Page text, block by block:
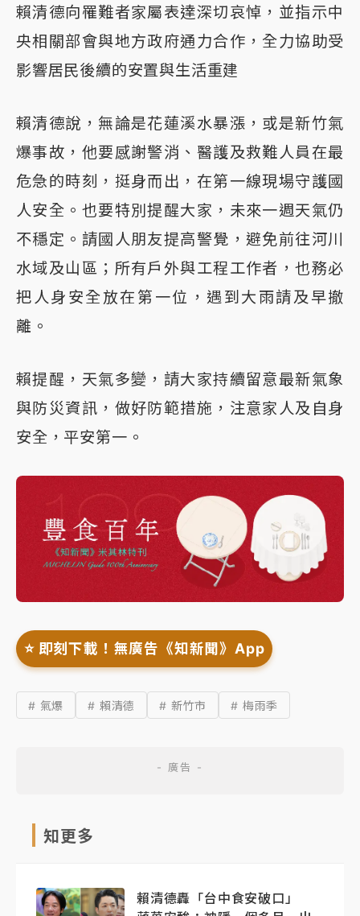
賴清德向罹難者家屬表達深切哀悼，並指示中
央相關部會與地方政府通力合作，全力協助受
影響居民後續的安置與生活重建
賴清德說，無論是花蓮溪水暴漲，或是新竹氣
爆事故，他要感謝警消、醫護及救難人員在最
危急的時刻，挺身而出，在第一線現場守護國
人安全。也要特別提醒大家，未來一週天氣仍
不穩定。請國人朋友提高警覺，避免前往河川
水域及山區；所有戶外與工程工作者，也務必
把人身安全放在第一位，遇到大雨請及早撤
離。
賴提醒，天氣多變，請大家持續留意最新氣象
與防災資訊，做好防範措施，注意家人及自身
安全，平安第一。
⭐️ 即刻下載！無廣告《知新聞》App
# 氣爆 # 賴清德 # 新竹市 # 梅雨季
知更多
賴清德轟「台中食安破口」